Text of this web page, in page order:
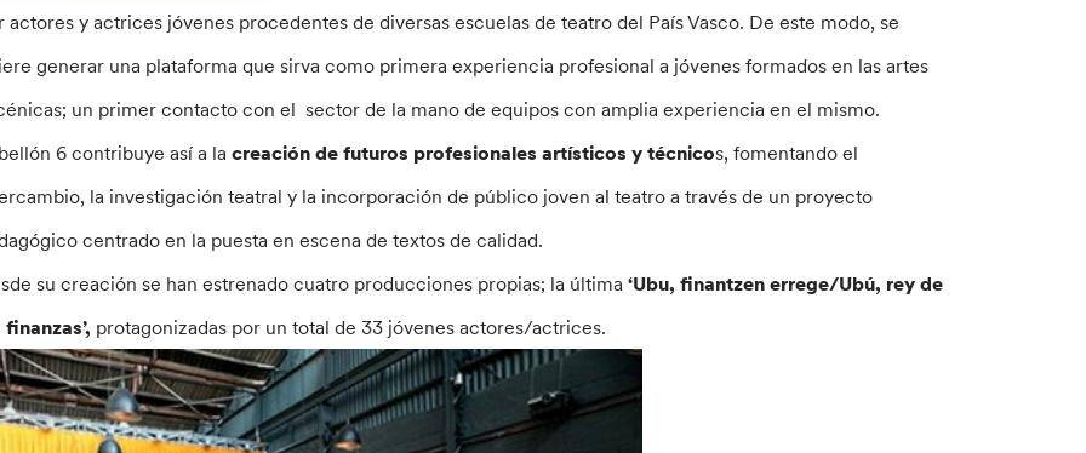
actores y actrices jóvenes procedentes de diversas escuelas de teatro del País Vasco. De este modo, se
generar una plataforma que sirva como primera experiencia profesional a jóvenes formados en las artes
un primer contacto con el sector de la mano de equipos con amplia experiencia en el mismo.
6 contribuye así a lacreación de futuros profesionales artísticos y técnicos, fomentando el
la investigación teatral y la incorporación de público joven al teatro a través de un proyecto
centrado en la puesta en escena de textos de calidad.
su creación se han estrenado cuatro producciones propias; la última ‘Ubu, finantzen errege/Ubú, rey de
finanzas’, protagonizadas por un total de 33 jóvenes actores/actrices.